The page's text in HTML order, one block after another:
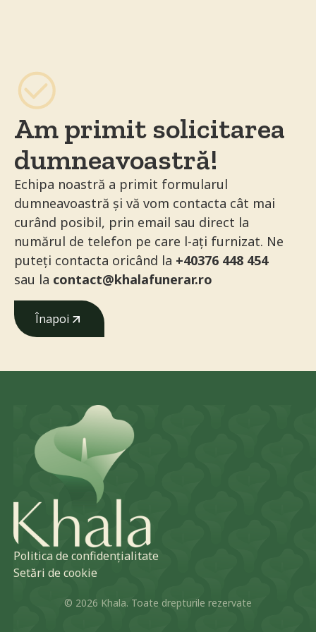
Politica de confidențialitate
Setări de cookie
© 2026 Khala. Toate drepturile rezervate
Am primit solicitarea
dumneavoastră!
Echipa noastră a primit formularul
dumneavoastră și vă vom contacta cât mai
curând posibil, prin email sau direct la
numărul de telefon pe care l-ați furnizat. Ne
puteți contacta oricând la +40376 448 454
sau la contact@khalafunerar.ro
Înapoi
Înapoi